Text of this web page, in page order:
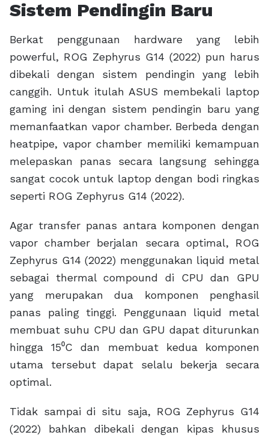
yang merupakan dua komponen penghasil
membuat suhu CPU dan GPU dapat diturunkan
hingga 15⁰C dan membuat kedua komponen
utama tersebut dapat selalu bekerja secara
optimal.
Tidak sampai di situ saja, ROG Zephyrus G14
(2022) bahkan dibekali dengan kipas khusus
bernama Arc Flow Fan. Kipas tersebut
dirancang sedemikian rupa sehingga dapat
mengalirakan udara tidak hanya secara lebih
memiliki tingkat kebisingan yang lebih rendah
dari kipas yang digunakan di ROG Zephyrus G14
generasi sebelumnya.
Terlebih lagi, ASUS menyediakan empat mode
penggunaan di ROG Zephyrus G14 (2022).
Melalui aplikasi Armoury Crate, ROG Zephyrus
G14 (2022) dapat diatur untuk berjalan di mode
Silent yang super senyap dan irit daya, mode
Performance untuk menghadirkan performa
paling berat, serta mode manual untuk
menghadirkan 100% potensi performa yang